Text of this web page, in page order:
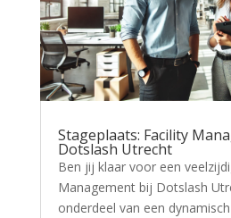
Stageplaats: Facility
Dotslash Utrecht
Ben jij klaar voor een
Management bij Dotslash
onderdeel van een